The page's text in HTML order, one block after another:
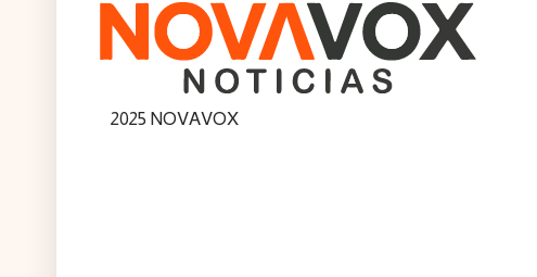
2025 NOVAVOX